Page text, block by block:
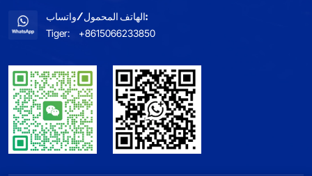
الهاتف المحمول/واتساب:
Tiger:
+8615066233850